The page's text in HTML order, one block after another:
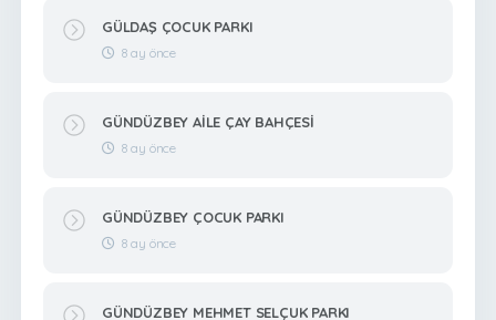
GÜLDAŞ ÇOCUK PARKI
8 ay önce
GÜNDÜZBEY AİLE ÇAY BAHÇESİ
8 ay önce
GÜNDÜZBEY ÇOCUK PARKI
8 ay önce
GÜNDÜZBEY MEHMET SELÇUK PARKI